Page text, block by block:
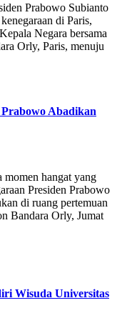
Prabowo Subianto
di Paris,
Negara bersama
Orly, Paris, menuju
Abadikan
hangat yang
Presiden Prabowo
di ruang pertemuan
Bandara Orly, Jumat
Wisuda Universitas